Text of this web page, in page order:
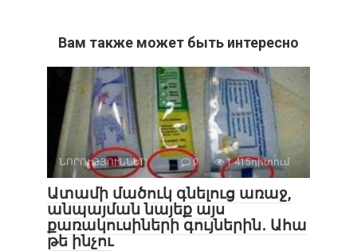
Вам также может быть интересно
ՆՈՐՈՒԹՅՈՒՆՆԵՐ 0 1 415դիտում
Ատամի մածուկ գնելուց առաջ,
անպայման նայեք այս
քառակուսիների գույներին․ Ահա
թե ինչու